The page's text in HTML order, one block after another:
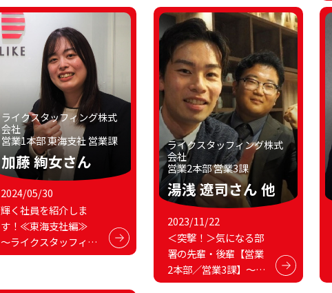
ライクスタッフィング株式
会社
営業1本部 東海支社 営業課
加藤 絢女さん
2024/05/30
輝く社員を紹介しま
す！≪東海支社編≫
～ライクスタッフィン
グ株式会社～
ライクスタッフィング株式
会社
営業2本部 営業3課
湯浅 遼司さん他
2023/11/22
＜突撃！＞気になる部
署の先輩・後輩【営業
2本部／営業3課】～ラ
イクスタッフィング株